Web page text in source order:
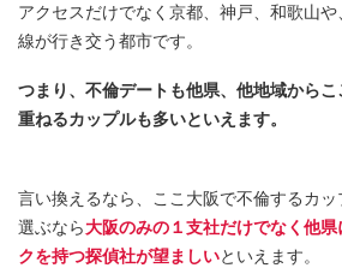
アクセスだけでなく京都、神戸、和歌山
線が行き交う都市です。
つまり、不倫デートも他県、他地域から
重ねるカップルも多いといえます。
言い換えるなら、ここ大阪で不倫するカ
選ぶなら大阪のみの１支社だけでなく他
クを持つ探偵社が望ましいといえます。